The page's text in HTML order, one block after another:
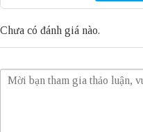
Chưa có đánh giá nào.